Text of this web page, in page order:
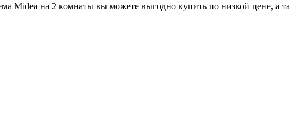
Midea на 2 комнаты вы можете выгодно купить по низкой цене, а